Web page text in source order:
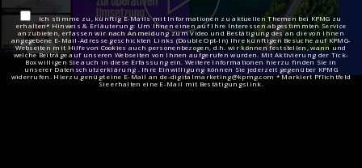
Ich stimme zu, künftig E-Mails mit Informationen zu aktuellen Themen bei KPMG zu
erhalten* Hinweis & Erläuterung: Um Ihnen einen auf Ihre Interessen abgestimmten Service
anzubieten, erfassen wir nach Anmeldung zum Video und Bestätigung des an die von Ihnen
angegebene E-Mail-Adresse geschickten Links (Double Opt-In) Ihre künftigen Besuche auf KPMG-
Webseiten mit Hilfe von Cookies auch personenbezogen, d.h. wir können feststellen, wann und
welche Beiträge auf unseren Webseiten von Ihnen aufgerufen wurden. Mit Aktivierung der Tick-
Box willigen Sie auch in diese Erfassung ein. Weitere Informationen hierzu finden Sie in
unserer Datenschutzerklärung . Ihre Einwilligung können Sie jederzeit gegenüber KPMG
widerrufen. Hierzu genügt eine E-Mail an de-digitalmarketing@kpmg.com * Markiert Pflichtfeld
Sie erhalten eine E-Mail mit Bestätigungslink.